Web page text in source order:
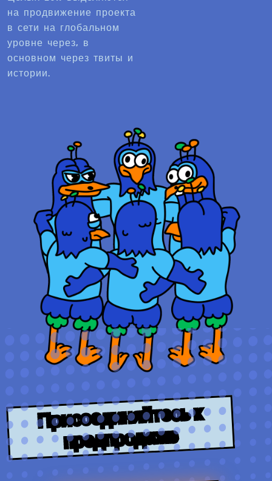
на продвижение проекта
в сети на глобальном
уровне через, в
основном через твиты и
истории.
Присоединяйтесь к
предпродаже